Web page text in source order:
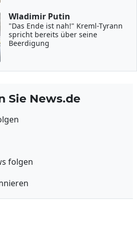
Wladimir Putin
"Das Ende ist nah!" Kreml-Tyrann
spricht bereits über seine
Beerdigung
Sie News.de
folgen